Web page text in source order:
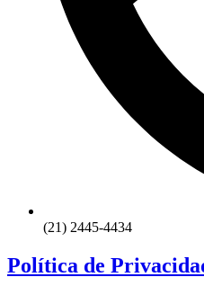
(21) 2445-4434
Política de